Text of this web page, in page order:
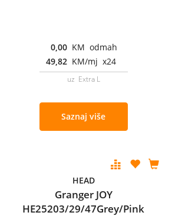
0,00 KM odmah
49,82 KM/mj x24
uz Extra L
Saznaj više
HEAD
Granger JOY
HE25203/29/47Grey/Pink